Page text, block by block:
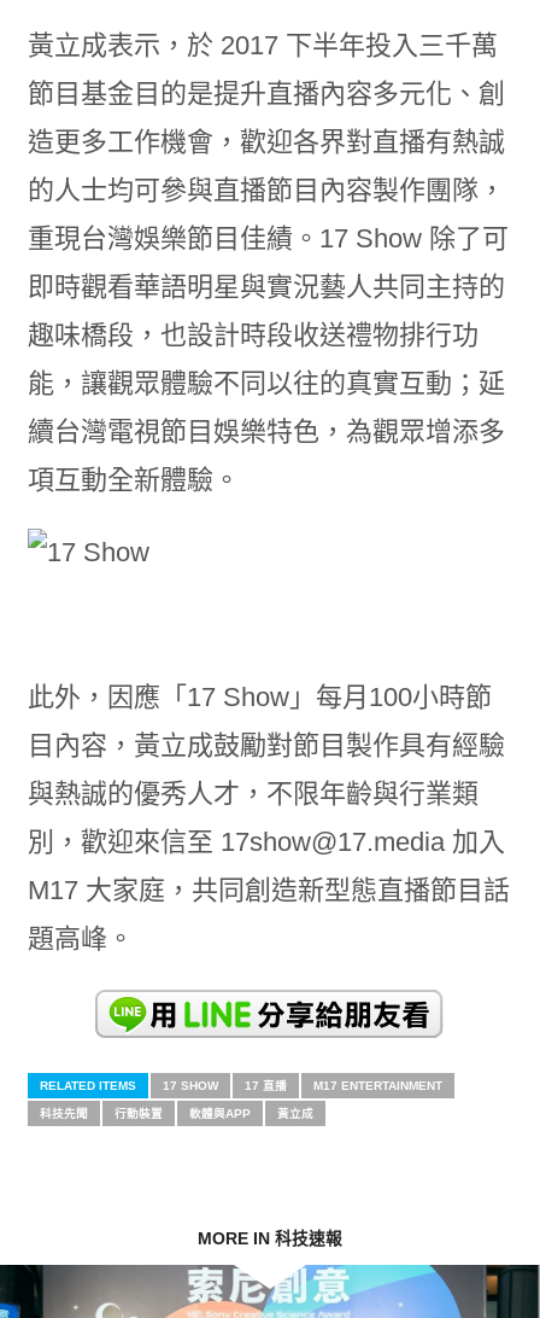
黃立成表示，於 2017 下半年投入三千萬
節目基金目的是提升直播內容多元化、創
造更多工作機會，歡迎各界對直播有熱誠
的人士均可參與直播節目內容製作團隊，
重現台灣娛樂節目佳績。17 Show 除了可
即時觀看華語明星與實況藝人共同主持的
趣味橋段，也設計時段收送禮物排行功
能，讓觀眾體驗不同以往的真實互動；延
續台灣電視節目娛樂特色，為觀眾增添多
項互動全新體驗。
此外，因應「17 Show」每月100小時節
目內容，黃立成鼓勵對節目製作具有經驗
與熱誠的優秀人才，不限年齡與行業類
別，歡迎來信至 17show@17.media 加入
M17 大家庭，共同創造新型態直播節目話
題高峰。
RELATED ITEMS 17 SHOW 17 直播 M17 ENTERTAINMENT
科技先聞 行動裝置 軟體與APP 黃立成
MORE IN 科技速報